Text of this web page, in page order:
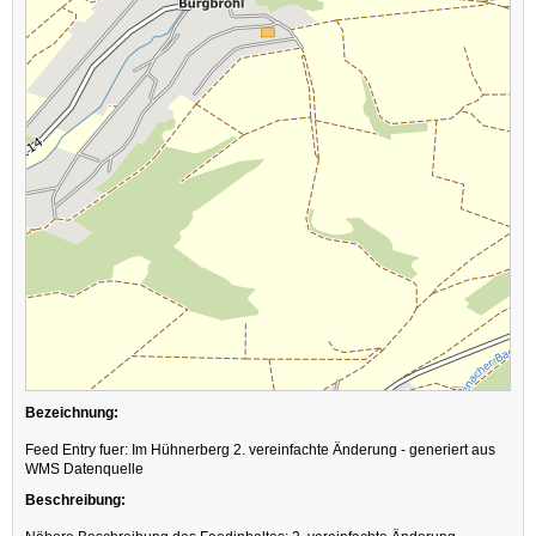
Bezeichnung:
Feed Entry fuer: Im Hühnerberg 2. vereinfachte Änderung - generiert aus
WMS Datenquelle
Beschreibung: